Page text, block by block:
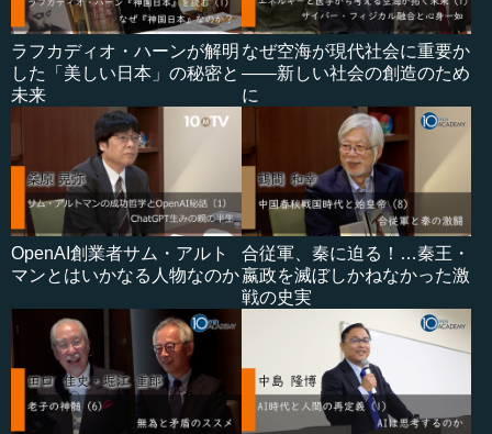
ラフカディオ・ハーンが解明
した「美しい日本」の秘密と
未来
なぜ空海が現代社会に重要か
――新しい社会の創造のため
に
OpenAI創業者サム・アルト
マンとはいかなる人物なのか
合従軍、秦に迫る！…秦王・
嬴政を滅ぼしかねなかった激
戦の史実